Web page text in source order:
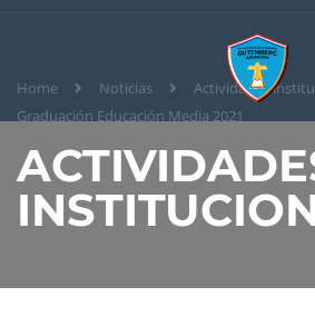
Home Noticias
Actividades
Graduación Educación Media 2021